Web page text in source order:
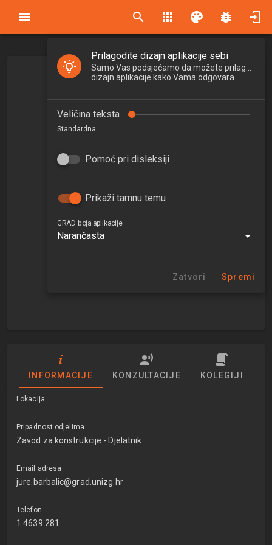
search apps palette bug_report
jure.barbalic@grad.unizg.hr
1 4639 281
INFORMACIJE KONZULTACIJE KOLEGIJI
Lokacija
Pripadnost odjelima
Zavod za konstrukcije - Djelatnik
Email adresa
jure.barbalic@grad.unizg.hr
Telefon
1 4639 281
Prilagodite dizajn aplikacije sebi
dizajn aplikacije kako Vama odgovara.
Veličina teksta
Standardna
Pomoć pri disleksiji
Prikaži tamnu temu
GRAD boja aplikacije
Narančasta
Zatvori Spremi